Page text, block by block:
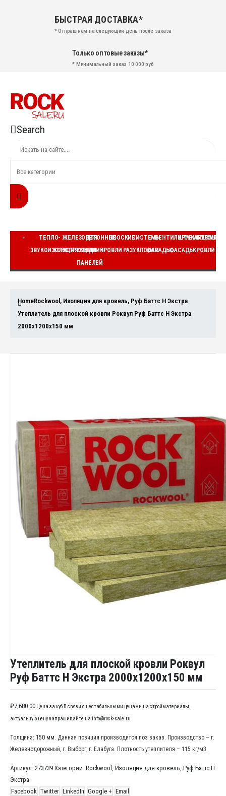
БЫСТРАЯ ДОСТАВКА*
* Отправляем на следующий день после заказа
Только оптовые заказы*
* Минимальный заказ 10 000 руб
Search
ТЕПЛО-
ЗВУКОИЗОЛЯЦИЯ
ЖЕЛЕЗОБЕТОННЫЕ
КОНСТРУКЦИИ
ДЛЯ
СЭНДВИЧ
ПАНЕЛЕЙ
ПЛОСКИЕ
КРОВЛИ
СИСТЕМЫ
РАЗУКЛОНКИ
ВЕНТИЛИРУЕМЫЕ
ФАСАДЫ
ШТУКАТУРНЫЕ
ФАСАДЫКРОВЛИ
HomeRockwool , Изоляция для кровель, Руф Баттс Н Экстра
Утеплитель для плоской кровли Роквул Руф Баттс Н Экстра
2000x1200x150 мм
Утеплитель для плоской кровли Роквул
Руф Баттс Н Экстра 2000x1200x150 мм
₽7,680.00 Цена за куб В связи с нестабильными ценами на стройматериалы,
актуальную цену запрашивайте на info@rock-sale.ru
Толщина: 150 мм. Данная позиция производится поз заказ. Производство – г.
Железнодорожный, г. Выборг, г. Елабуга. Плотность утеплителя – 115 кг/м3.
Артикул: 273739 Категории: Rockwool , Изоляция для кровель, Руф Баттс Н
Экстра
Facebook Twitter LinkedIn Google + Email